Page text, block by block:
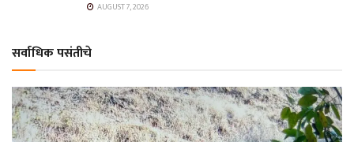
AUGUST 7, 2026
सर्वाधिक पसंतीचे